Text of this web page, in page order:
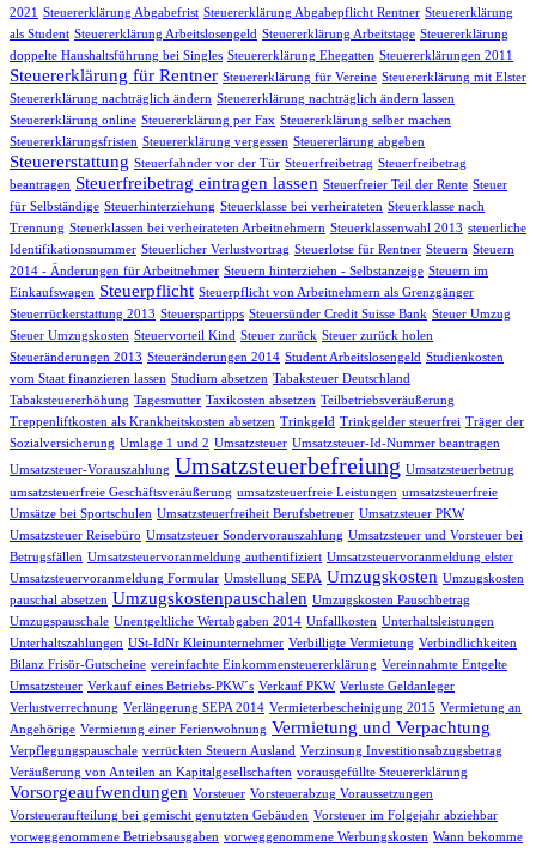
2021
Steuererklärung Abgabefrist Steuererklärung Abgabepflicht Rentner Steuererklärung
als Student Steuererklärung Arbeitslosengeld Steuererklärung Arbeitstage Steuererklärung
doppelte Haushaltsführung bei Singles Steuererklärung Ehegatten Steuererklärungen 2011
Steuererklärung für Rentner Steuererklärung für Vereine Steuererklärung mit Elster
Steuererklärung nachträglich ändern Steuererklärung nachträglich ändern lassen
Steuererklärung online Steuererklärung per Fax Steuererklärung selber machen
Steuererklärungsfristen Steuererklärung vergessen Steuererlärung abgeben
Steuererstattung Steuerfahnder vor der Tür Steuerfreibetrag Steuerfreibetrag
beantragen Steuerfreibetrag eintragen lassen Steuerfreier Teil der Rente Steuer
für Selbständige Steuerhinterziehung Steuerklasse bei verheirateten Steuerklasse nach
Trennung Steuerklassen bei verheirateten Arbeitnehmern Steuerklassenwahl 2013 steuerliche
Identifikationsnummer Steuerlicher Verlustvortrag Steuerlotse für Rentner Steuern Steuern
2014 - Änderungen für Arbeitnehmer Steuern hinterziehen - Selbstanzeige Steuern im
Einkaufswagen Steuerpflicht Steuerpflicht von Arbeitnehmern als Grenzgänger
Steuerrückerstattung 2013 Steuerspartipps Steuersünder Credit Suisse Bank Steuer Umzug
Steuer Umzugskosten Steuervorteil Kind Steuer zurück Steuer zurück holen
Steueränderungen 2013 Steueränderungen 2014 Student Arbeitslosengeld Studienkosten
vom Staat finanzieren lassen Studium absetzen Tabaksteuer Deutschland
Tabaksteuererhöhung Tagesmutter Taxikosten absetzen Teilbetriebsveräußerung
Treppenliftkosten als Krankheitskosten absetzen Trinkgeld Trinkgelder steuerfrei Träger der
Sozialversicherung Umlage 1 und 2 Umsatzsteuer Umsatzsteuer-Id-Nummer beantragen
Umsatzsteuer-Vorauszahlung Umsatzsteuerbefreiung Umsatzsteuerbetrug
umsatzsteuerfreie Geschäftsveräußerung umsatzsteuerfreie Leistungen umsatzsteuerfreie
Umsätze bei Sportschulen Umsatzsteuerfreiheit Berufsbetreuer Umsatzsteuer PKW
Umsatzsteuer Reisebüro Umsatzsteuer Sondervorauszahlung Umsatzsteuer und Vorsteuer bei
Betrugsfällen Umsatzsteuervoranmeldung authentifiziert Umsatzsteuervoranmeldung elster
Umsatzsteuervoranmeldung Formular Umstellung SEPA Umzugskosten Umzugskosten
pauschal absetzen Umzugskostenpauschalen Umzugskosten Pauschbetrag
Umzugspauschale Unentgeltliche Wertabgaben 2014 Unfallkosten Unterhaltsleistungen
Unterhaltszahlungen USt-IdNr Kleinunternehmer Verbilligte Vermietung Verbindlichkeiten
Bilanz Frisör-Gutscheine vereinfachte Einkommensteuererklärung Vereinnahmte Entgelte
Umsatzsteuer Verkauf eines Betriebs-PKW´s Verkauf PKW Verluste Geldanleger
Verlustverrechnung Verlängerung SEPA 2014 Vermieterbescheinigung 2015 Vermietung an
Angehörige Vermietung einer Ferienwohnung Vermietung und Verpachtung
Verpflegungspauschale verrückten Steuern Ausland Verzinsung Investitionsabzugsbetrag
Veräußerung von Anteilen an Kapitalgesellschaften vorausgefüllte Steuererklärung
Vorsorgeaufwendungen Vorsteuer Vorsteuerabzug Voraussetzungen
Vorsteueraufteilung bei gemischt genutzten Gebäuden Vorsteuer im Folgejahr abziehbar
vorweggenommene Betriebsausgaben vorweggenommene Werbungskosten Wann bekomme